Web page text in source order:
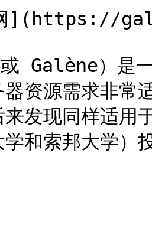
](https://
Galène）是一
资源需求非常
来发现同样适
和索邦大学）